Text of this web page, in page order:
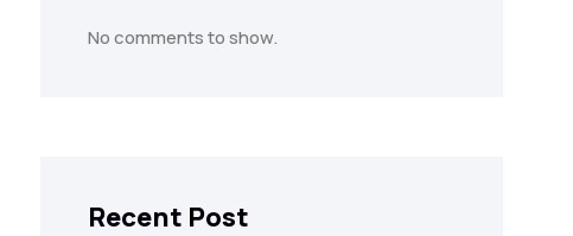
No comments to show.
Recent Post